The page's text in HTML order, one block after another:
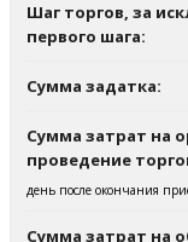
Шаг торгов, за
первого шага:
Сумма задатка:
Сумма затрат на
проведение
день после окончания
Сумма затрат на